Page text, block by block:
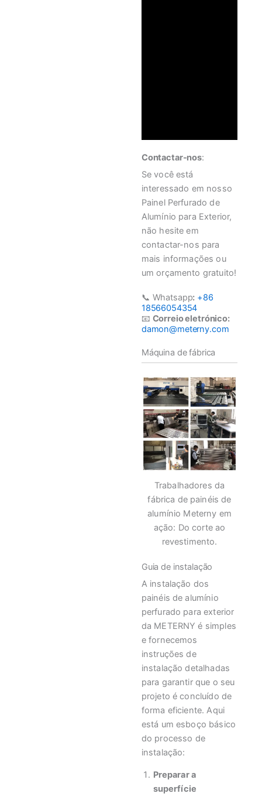
Contactar-nos:
Se você está
interessado em nosso
Painel Perfurado de
Alumínio para Exterior,
não hesite em
contactar-nos para
mais informações ou
um orçamento gratuito!
📞 Whatsapp: +86
18566054354
📧 Correio eletrónico:
damon@meterny.com
Máquina de fábrica
Trabalhadores da
fábrica de painéis de
alumínio Meterny em
ação: Do corte ao
revestimento.
Guia de instalação
A instalação dos
painéis de alumínio
perfurado para exterior
da METERNY é simples
e fornecemos
instruções de
instalação detalhadas
para garantir que o seu
projeto é concluído de
forma eficiente. Aqui
está um esboço básico
do processo de
instalação:
Preparar a
superfície